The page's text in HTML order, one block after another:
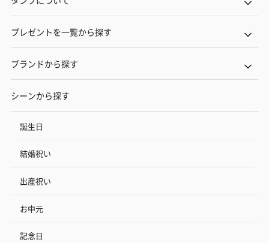
プレゼントを一覧から探す
ブランドから探す
シーンから探す
誕生日
結婚祝い
出産祝い
お中元
記念日